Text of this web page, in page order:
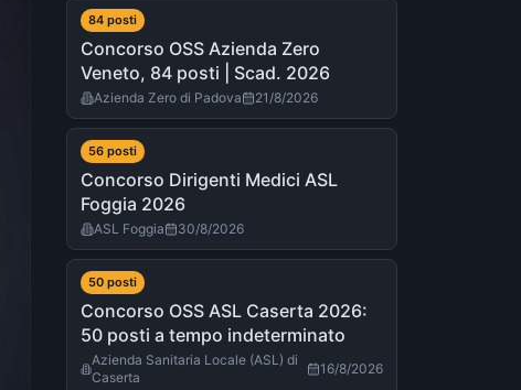
84 posti
Concorso OSS Azienda Zero
Veneto, 84 posti | Scad. 2026
Azienda Zero di Padova 21/8/2026
56 posti
Concorso Dirigenti Medici ASL
Foggia 2026
ASL Foggia 30/8/2026
50 posti
Concorso OSS ASL Caserta 2026:
50 posti a tempo indeterminato
Azienda Sanitaria Locale (ASL) di
Caserta
16/8/2026